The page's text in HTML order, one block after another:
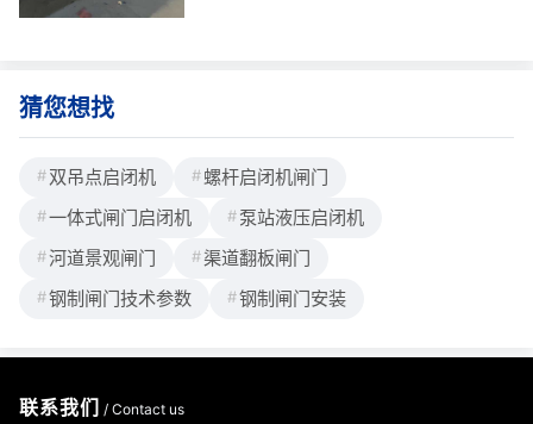
猜您想找
双吊点启闭机
螺杆启闭机闸门
一体式闸门启闭机
泵站液压启闭机
河道景观闸门
渠道翻板闸门
钢制闸门技术参数
钢制闸门安装
联系我们 / Contact us